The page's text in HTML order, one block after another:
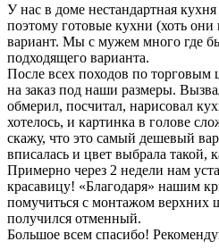
У нас в доме нестандартная
поэтому готовые кухни (хоть
вариант. Мы с мужем много где
подходящего варианта.
После всех походов по
на заказ под наши размеры.
обмерил, посчитал, нарисовал
хотелось, и картинка в голове
скажу, что это самый дешевый
вписалась и цвет выбрала такой,
Примерно через 2 недели нам
красавицу! «Благодаря» нашим
помучиться с монтажом верхних
получился отменный.
Большое всем спасибо!